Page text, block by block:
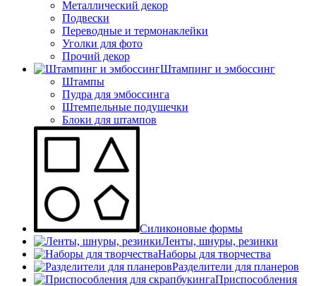
Металлический декор
Подвески
Переводные и термонаклейки
Уголки для фото
Прочий декор
Штампинг и эмбоссинг
Штампы
Пудра для эмбоссинга
Штемпельные подушечки
Блоки для штампов
Силиконовые формы
Ленты, шнуры, резинки
Наборы для творчества
Разделители для планеров
Приспособления